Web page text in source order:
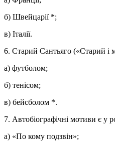
б) Швейцарії *;
в) Італії.
6. Старий Сантьяго («Старий і
а) футболом;
б) тенісом;
в) бейсболом *.
7. Автобіографічні мотиви є у
а) «По кому подзвін»;